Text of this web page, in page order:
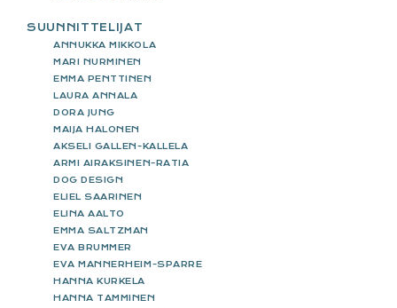
SUUNNITTELIJAT
ANNUKKA MIKKOLA
MARI NURMINEN
EMMA PENTTINEN
LAURA ANNALA
DORA JUNG
MAIJA HALONEN
AKSELI GALLEN-KALLELA
ARMI AIRAKSINEN-RATIA
DOG DESIGN
ELIEL SAARINEN
ELINA AALTO
EMMA SALTZMAN
EVA BRUMMER
EVA MANNERHEIM-SPARRE
HANNA KURKELA
HANNA TAMMINEN